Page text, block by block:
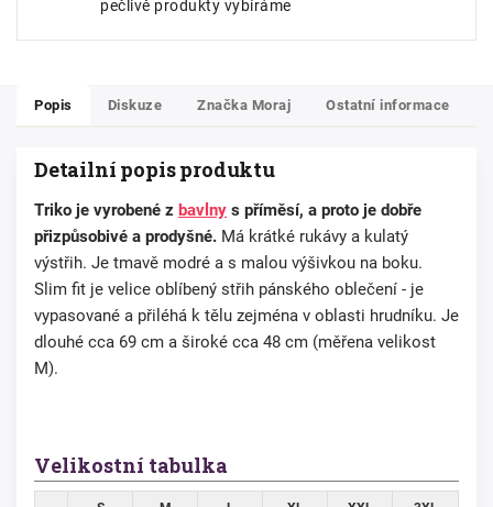
pečlivě produkty vybíráme
Popis Diskuze Značka Moraj Ostatní informace
Detailní popis produktu
Triko je vyrobené z bavlny s příměsí, a proto je dobře
přizpůsobivé a prodyšné. Má krátké rukávy a kulatý
výstřih. Je tmavě modré a s malou výšivkou na boku.
Slim fit je velice oblíbený střih pánského oblečení - je
vypasované a přiléhá k tělu zejména v oblasti hrudníku. Je
dlouhé cca 69 cm a široké cca 48 cm (měřena velikost
M).
Velikostní tabulka